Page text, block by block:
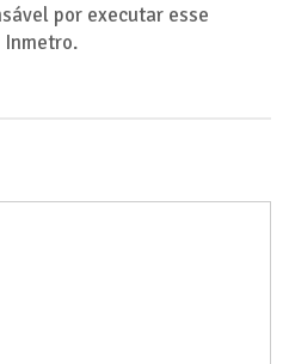
por executar esse
Inmetro.